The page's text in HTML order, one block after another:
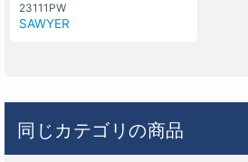
23111PW
SAWYER
同じカテゴリの商品